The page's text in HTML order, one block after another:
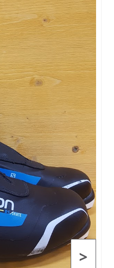
>